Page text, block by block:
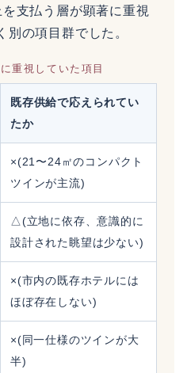
支払う層が顕著に重視
別の項目群でした。
重視していた項目
既存供給で応えられてい
たか
×(21〜24㎡のコンパクト
ツインが主流)
△(立地に依存、意識的に
設計された眺望は少ない)
×(市内の既存ホテルには
ほぼ存在しない)
×(同一仕様のツインが大
半)